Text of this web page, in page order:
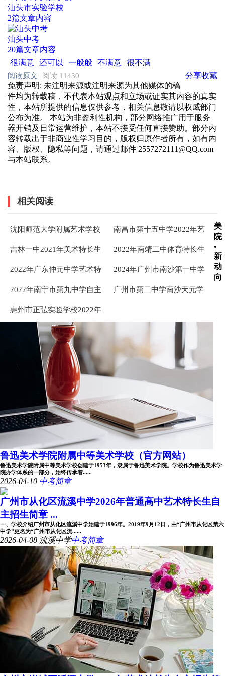
汕头市实验学校
2篇文章内容
汕头中考
20篇文章内容
很满意 还可以 一般般 不满意 很不满
阅读原文 阅读 11430 收藏
分享
免责声明: 未注明来源或注明来源为其他媒体的稿
件均为转载稿，不代表本站观点和立场或证实其内容的真实
性，本站所提供的信息仅供参考，相关信息敬请以权威部门
公布为准。 本站为非盈利性机构，部分网络推广用于服务
器开销及日常运营维护，本站不接受任何直接赞助。部分内
容转载出于非商业性学习目的，版权归原作者所有，如有内
容、版权、隐私等问题，请通过邮件 2557272111@QQ.com
与本站联系。
相关阅读
沈阳师范大学附属艺术学校
录取名单 ... ...
南昌市第十五中学2022年艺
吉林一中2021年美术特长生
2022年南靖二中体育特长生
2022年广东仲元中学艺术特
公示
2024年广州市南沙第一中学
试名单（第一批）公示 ...
2022年南宁市第九中学自主
示
广州市第二中学南沙天元学
考生名单 ...
惠州市正弘实验学校2022年
美术特长生招生考试成绩入
美
院
•
新
动
向
鲁迅美术学院附属中等美术学校（官方网站）
鲁迅美术学院附属中等美术学校创建于1953年，隶属于鲁迅美术学院。学校作为鲁迅美术学
院办学体系的一部分，始终传承着......
2026-04-10 中考简章
广州市从化区流溪中学2026年普通高中艺术特长生自
主招生简章 ...
一、学校介绍广州市从化区流溪中学始建于1996年。2019年9月12日，由“广州市从化区第六
中学”更名为“广州市从化区流......
2026-04-08 流溪中学中考简章